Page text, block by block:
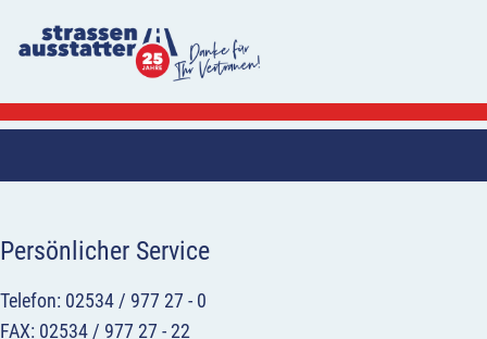
Persönlicher Service
Telefon: 02534 / 977 27 - 0
FAX: 02534 / 977 27 - 22